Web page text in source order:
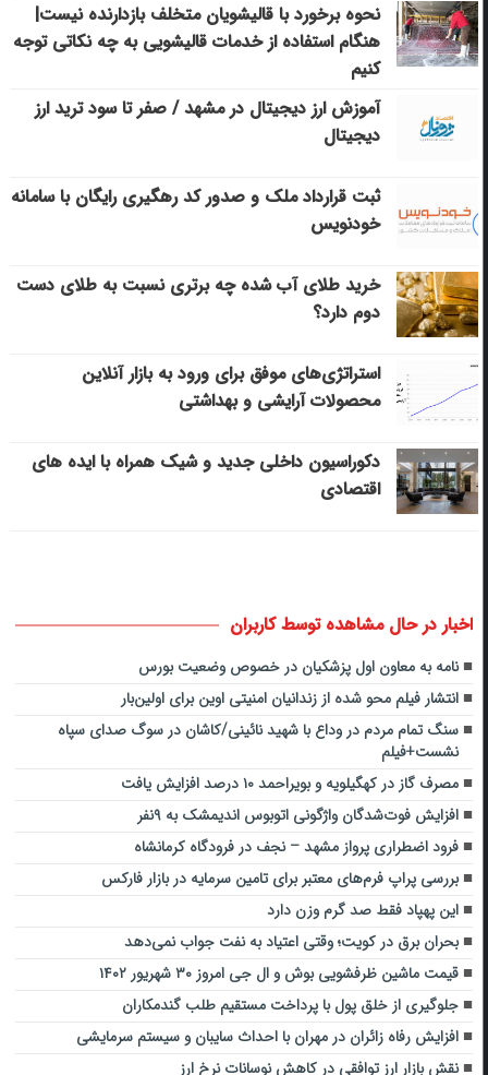
نحوه برخورد با قالیشویان متخلف بازدارنده نیست|
هنگام استفاده از خدمات قالیشویی به چه نکاتی توجه
کنیم
آموزش ارز دیجیتال در مشهد / صفر تا سود ترید ارز
دیجیتال
ثبت قرارداد ملک و صدور کد رهگیری رایگان با سامانه
خودنویس
خرید طلای آب شده چه برتری نسبت به طلای دست
دوم دارد؟
استراتژی‌های موفق برای ورود به بازار آنلاین
محصولات آرایشی و بهداشتی
دکوراسیون داخلی جدید و شیک همراه با ایده های
اقتصادی
اخبار در حال مشاهده توسط کاربران
نامه به معاون اول پزشکیان در خصوص وضعیت بورس
انتشار فیلم محو شده از زندانیان امنیتی اوین برای اولین‌بار
سنگ تمام مردم در وداع با شهید نائینی/کاشان در سوگ صدای سپاه
نشست+فیلم
مصرف گاز در کهگیلویه و بویراحمد ۱۰ درصد افزایش یافت
افزایش فوت‌شدگان واژگونی اتوبوس اندیمشک به ۹نفر
فرود اضطراری پرواز مشهد – نجف در فرودگاه کرمانشاه
بررسی پراپ فرم‌های معتبر برای تامین سرمایه در بازار فارکس
این پهپاد فقط صد گرم وزن دارد
بحران برق در کویت؛ وقتی اعتیاد به نفت جواب نمی‌دهد
قیمت ماشین ظرفشویی بوش و ال جی امروز ۳۰ شهریور ۱۴۰۲
جلوگیری از خلق پول با پرداخت مستقیم طلب گندمکاران
افزایش رفاه زائران در مهران با احداث سایبان و سیستم سرمایشی
نقش بازار ارز توافقی در کاهش نوسانات نرخ ارز